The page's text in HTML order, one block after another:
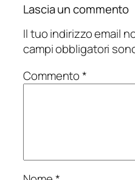
Lascia un commento
Il tuo indirizzo email
campi obbligatori
Commento*